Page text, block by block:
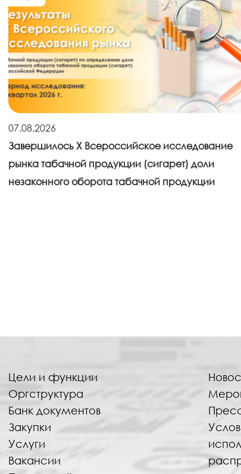
07.08.2026
Завершилось X Всероссийское исследование
рынка табачной продукции (сигарет) доли
незаконного оборота табачной продукции
Цели и функции
Оргструктура
Банк документов
Закупки
Услуги
Вакансии